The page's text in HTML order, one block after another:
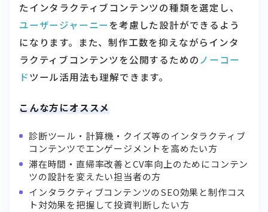
たインタラクティブコンテンツの種類を選定し、
ユーザージャーニーを考慮した設計ができるよう
になります。また、制作工数を抑えながらインタ
ラクティブコンテンツを公開するためのノーコー
ドツール活用法も理解できます。
こんな方にオススメ
診断ツール・計算機・クイズ等のインタラクティブ
コンテンツでエンゲージメントを高めたい方
滞在時間・直帰率改善とCV率向上のためにコンテン
ツの設計を変えたい担当者の方
インタラクティブコンテンツのSEO効果と制作コス
ト対効果を把握して投資判断したい方